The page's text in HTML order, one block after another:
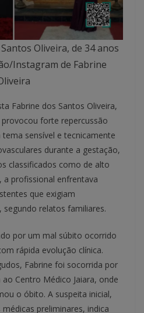
Oliveira, de 34 anos
Instagram de Fabrine
Fabrine dos Santos Oliveira,
forte repercussão
sensível e tecnicamente
durante a gestação,
classificados como de alto
a profissional enfrentava
que exigiam
relatos familiares.
por um mal súbito ocorrido
rápida evolução clínica.
Fabrine foi socorrida por
Centro Médico Jaiara, onde
o óbito. A suspeita inicial,
preliminares, indica